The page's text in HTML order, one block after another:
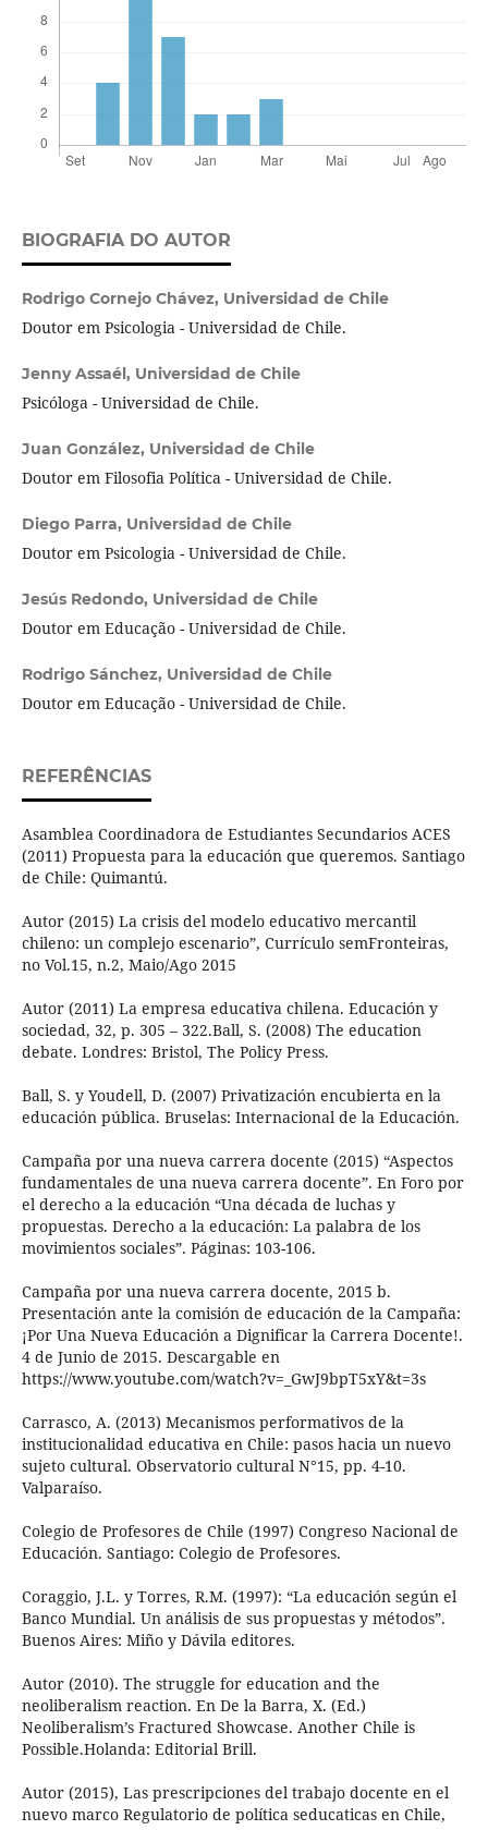
BIOGRAFIA DO AUTOR
Rodrigo Cornejo Chávez, Universidad de Chile
Doutor em Psicologia - Universidad de Chile.
Jenny Assaél, Universidad de Chile
Psicóloga - Universidad de Chile.
Juan González, Universidad de Chile
Doutor em Filosofia Política - Universidad de Chile.
Diego Parra, Universidad de Chile
Doutor em Psicologia - Universidad de Chile.
Jesús Redondo, Universidad de Chile
Doutor em Educação - Universidad de Chile.
Rodrigo Sánchez, Universidad de Chile
Doutor em Educação - Universidad de Chile.
REFERÊNCIAS
Asamblea Coordinadora de Estudiantes Secundarios ACES
(2011) Propuesta para la educación que queremos. Santiago
de Chile: Quimantú.
Autor (2015) La crisis del modelo educativo mercantil
chileno: un complejo escenario”, Currículo semFronteiras,
no Vol.15, n.2, Maio/Ago 2015
Autor (2011) La empresa educativa chilena. Educación y
sociedad, 32, p. 305 – 322.Ball, S. (2008) The education
debate. Londres: Bristol, The Policy Press.
Ball, S. y Youdell, D. (2007) Privatización encubierta en la
educación pública. Bruselas: Internacional de la Educación.
Campaña por una nueva carrera docente (2015) “Aspectos
fundamentales de una nueva carrera docente”. En Foro por
el derecho a la educación “Una década de luchas y
propuestas. Derecho a la educación: La palabra de los
movimientos sociales”. Páginas: 103-106.
Campaña por una nueva carrera docente, 2015 b.
Presentación ante la comisión de educación de la Campaña:
¡Por Una Nueva Educación a Dignificar la Carrera Docente!.
4 de Junio de 2015. Descargable en
https://www.youtube.com/watch?v=_GwJ9bpT5xY&t=3s
Carrasco, A. (2013) Mecanismos performativos de la
institucionalidad educativa en Chile: pasos hacia un nuevo
sujeto cultural. Observatorio cultural N°15, pp. 4-10.
Valparaíso.
Colegio de Profesores de Chile (1997) Congreso Nacional de
Educación. Santiago: Colegio de Profesores.
Coraggio, J.L. y Torres, R.M. (1997): “La educación según el
Banco Mundial. Un análisis de sus propuestas y métodos”.
Buenos Aires: Miño y Dávila editores.
Autor (2010). The struggle for education and the
neoliberalism reaction. En De la Barra, X. (Ed.)
Neoliberalism’s Fractured Showcase. Another Chile is
Possible.Holanda: Editorial Brill.
Autor (2015), Las prescripciones del trabajo docente en el
nuevo marco Regulatorio de política seducaticas en Chile,